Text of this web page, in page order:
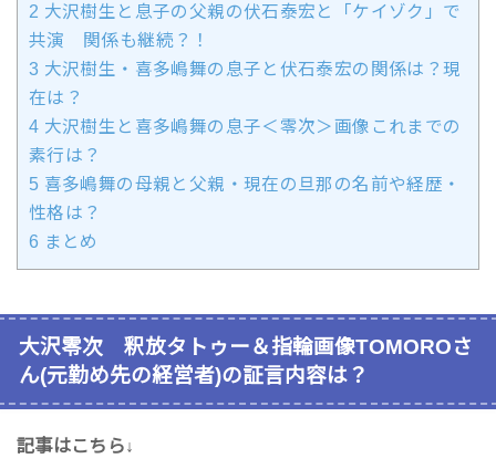
2 大沢樹生と息子の父親の伏石泰宏と「ケイゾク」で
共演 関係も継続？！
3 大沢樹生・喜多嶋舞の息子と伏石泰宏の関係は？現
在は？
4 大沢樹生と喜多嶋舞の息子＜零次＞画像これまでの
素行は？
5 喜多嶋舞の母親と父親・現在の旦那の名前や経歴・
性格は？
6 まとめ
大沢零次 釈放タトゥー＆指輪画像TOMOROさ
ん(元勤め先の経営者)の証言内容は？
記事はこちら↓